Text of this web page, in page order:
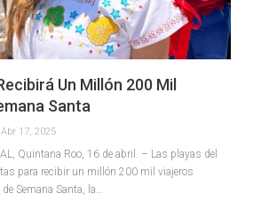
Un Millón 200 Mil
Santa
Abr 17, 2025
Quintana Roo, 16 de abril. – Las playas del
para recibir un millón 200 mil viajeros
Semana Santa, la